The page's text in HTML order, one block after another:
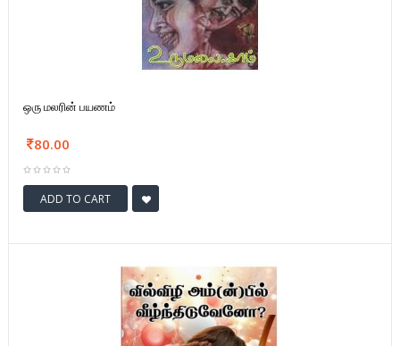
ஒரு மலரின் பயணம்
80.00
ADD TO CART